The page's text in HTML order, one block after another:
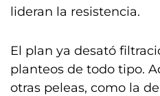
lideran la resistencia.
El plan ya desató
planteos de todo tipo.
otras peleas, como la